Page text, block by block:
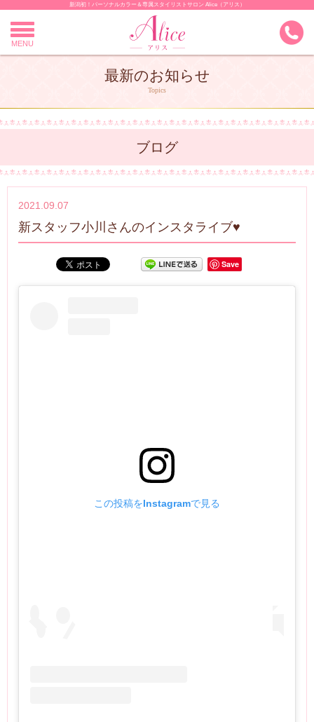
Skip
content
新潟初！パーソナルカラー＆専属スタイリストサロン Alice（アリス）
MENU
最新のお知らせ
Topics
ブログ
2021.09.07
新スタッフ小川さんのインスタライブ♥
Save
この投稿をInstagramで見る